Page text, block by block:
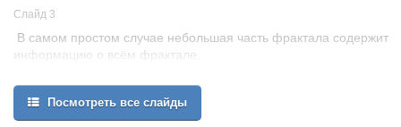
Слайд 3
В самом простом случае небольшая часть фрактала содержит
информацию о всём фрактале.
неевклидовых объектов, образы которых весьма похожи на
природные.
Один из наиболее и знаменитых фрактальных изображений -
Посмотреть все слайды